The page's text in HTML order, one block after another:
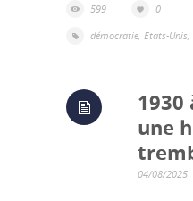
599
0
démocratie, Etats-Unis,
1930
une
04/08/2025